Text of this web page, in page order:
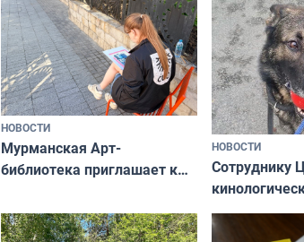
НОВОСТИ
Мурманская Арт-
библиотека приглашает к
и фотографов
НОВОСТИ
Сотруднику
ищут новый